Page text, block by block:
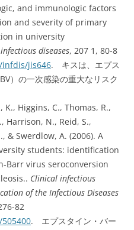
and immunologic factors
and severity of primary
in university
diseases, 207 1, 80-8
infdis/jis646. キスは、エプス
）の一次感染の重大なリスク
Higgins, C., Thomas, R.,
Harrison, N., Reid, S.,
& Swerdlow, A. (2006). A
students: identification
Barr virus seroconversion
Clinical infectious
of the Infectious Diseases
82
. エプスタイン・バー